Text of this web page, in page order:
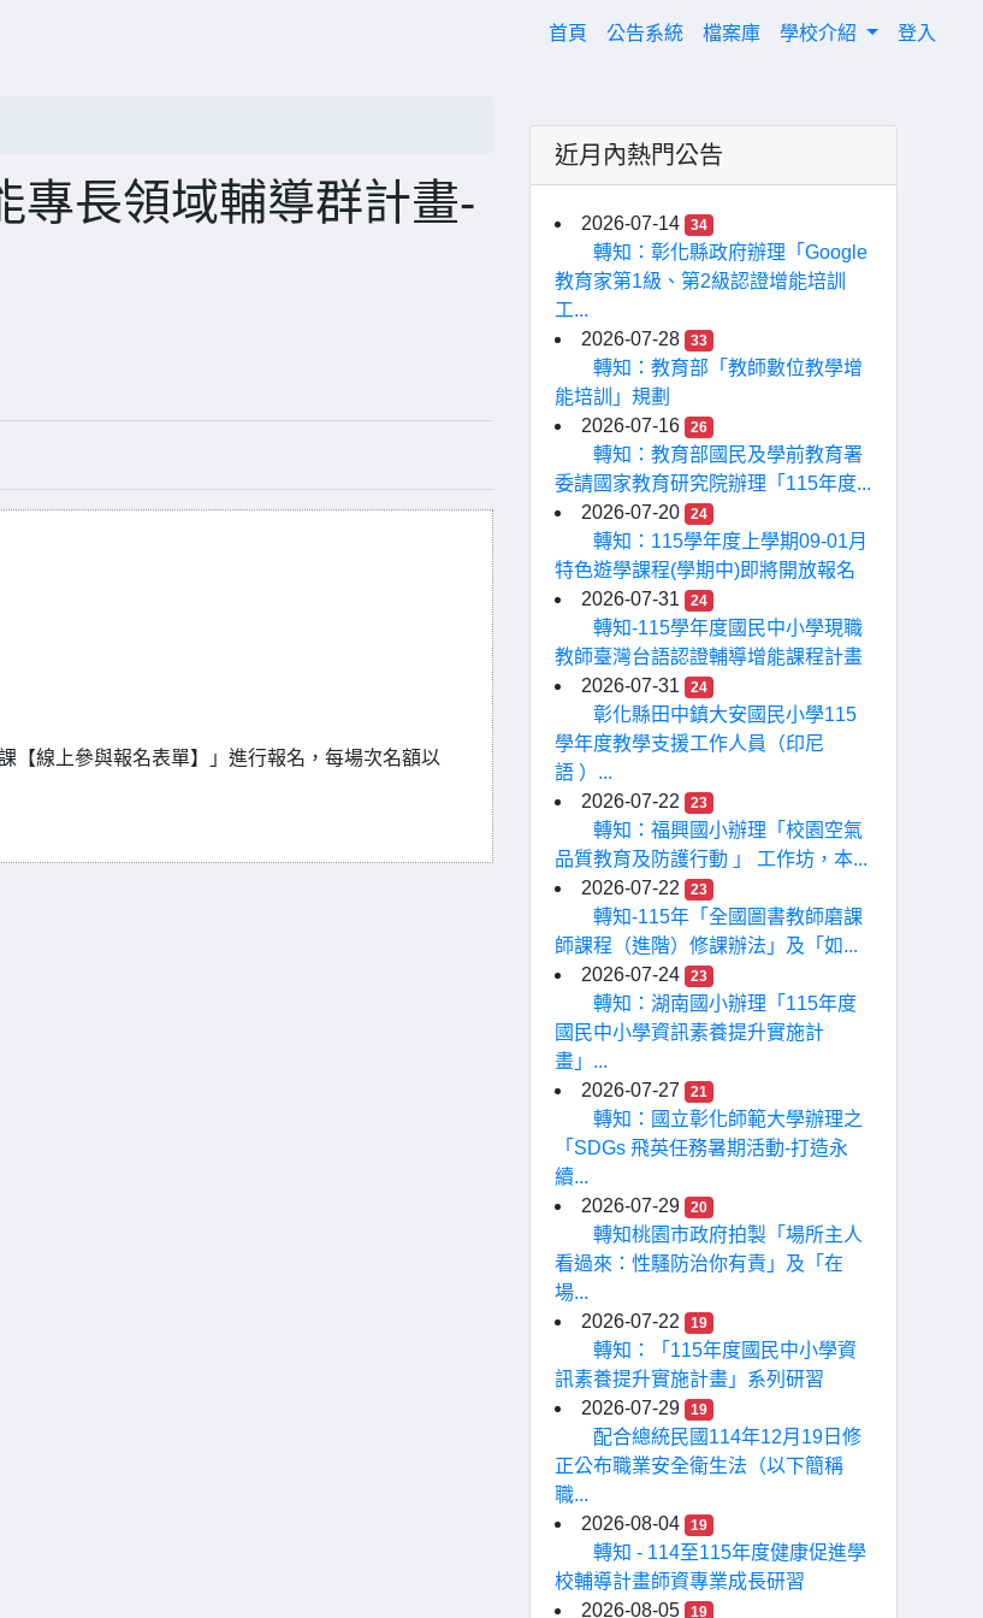
首頁 (current)
公告系統 檔案庫 學校介紹 登入
專長領域輔導群計畫-
【線上參與報名表單】」進行報名，每場次名額以
近月內熱門公告
2026-07-14 34
轉知：彰化縣政府辦理「Google
教育家第1級、第2級認證增能培訓
工...
2026-07-28
33
轉知：教育部「教師數位教學增
能培訓」規劃
2026-07-16
26
轉知：教育部國民及學前教育署
委請國家教育研究院辦理「115年度...
2026-07-20
24
轉知：115學年度上學期09-01月
特色遊學課程(學期中)即將開放報名
2026-07-31
24
轉知-115學年度國民中小學現職
教師臺灣台語認證輔導增能課程計畫
2026-07-31
24
彰化縣田中鎮大安國民小學115
學年度教學支援工作人員（印尼
語 ）...
2026-07-22
23
轉知：福興國小辦理「校園空氣
品質教育及防護行動 」 工作坊，本...
2026-07-22
23
轉知-115年「全國圖書教師磨課
師課程（進階）修課辦法」及「如...
2026-07-24
23
轉知：湖南國小辦理「115年度
國民中小學資訊素養提升實施計
畫」...
2026-07-27
21
轉知：國立彰化師範大學辦理之
「SDGs 飛英任務暑期活動-打造永
續...
2026-07-29
20
轉知桃園市政府拍製「場所主人
看過來：性騷防治你有責」及「在
場...
2026-07-22
19
轉知：「115年度國民中小學資
訊素養提升實施計畫」系列研習
2026-07-29
19
配合總統民國114年12月19日修
正公布職業安全衛生法（以下簡稱
職...
2026-08-04
19
轉知 - 114至115年度健康促進學
校輔導計畫師資專業成長研習
2026-08-05
19